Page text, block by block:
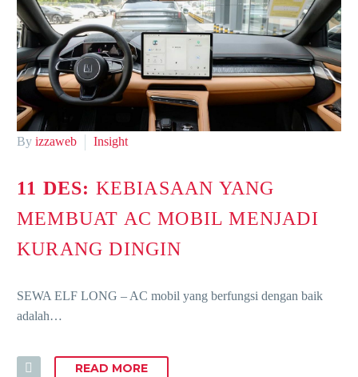
By izzaweb Insight
11 DES: KEBIASAAN YANG
MEMBUAT AC MOBIL MENJADI
KURANG DINGIN
SEWA ELF LONG – AC mobil yang berfungsi dengan baik
adalah…
READ MORE